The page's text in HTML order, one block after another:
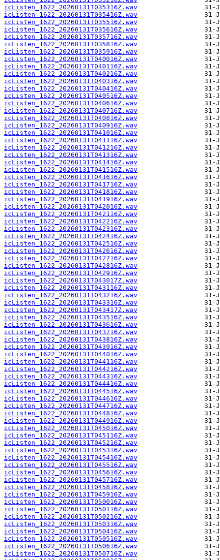
icListen_1622_20260131T035316Z.wav
icListen_1622_20260131T035416Z.wav
icListen_1622_20260131T035516Z.wav
icListen_1622_20260131T035616Z.wav
icListen_1622_20260131T035716Z.wav
icListen_1622_20260131T035816Z.wav
icListen_1622_20260131T035916Z.wav
icListen_1622_20260131T040016Z.wav
icListen_1622_20260131T040116Z.wav
icListen_1622_20260131T040216Z.wav
icListen_1622_20260131T040316Z.wav
icListen_1622_20260131T040416Z.wav
icListen_1622_20260131T040516Z.wav
icListen_1622_20260131T040616Z.wav
icListen_1622_20260131T040716Z.wav
icListen_1622_20260131T040816Z.wav
icListen_1622_20260131T040916Z.wav
icListen_1622_20260131T041016Z.wav
icListen_1622_20260131T041116Z.wav
icListen_1622_20260131T041216Z.wav
icListen_1622_20260131T041316Z.wav
icListen_1622_20260131T041416Z.wav
icListen_1622_20260131T041516Z.wav
icListen_1622_20260131T041616Z.wav
icListen_1622_20260131T041716Z.wav
icListen_1622_20260131T041816Z.wav
icListen_1622_20260131T041916Z.wav
icListen_1622_20260131T042016Z.wav
icListen_1622_20260131T042116Z.wav
icListen_1622_20260131T042216Z.wav
icListen_1622_20260131T042316Z.wav
icListen_1622_20260131T042416Z.wav
icListen_1622_20260131T042516Z.wav
icListen_1622_20260131T042616Z.wav
icListen_1622_20260131T042716Z.wav
icListen_1622_20260131T042816Z.wav
icListen_1622_20260131T042916Z.wav
icListen_1622_20260131T043017Z.wav
icListen_1622_20260131T043116Z.wav
icListen_1622_20260131T043216Z.wav
icListen_1622_20260131T043316Z.wav
icListen_1622_20260131T043417Z.wav
icListen_1622_20260131T043516Z.wav
icListen_1622_20260131T043616Z.wav
icListen_1622_20260131T043716Z.wav
icListen_1622_20260131T043816Z.wav
icListen_1622_20260131T043916Z.wav
icListen_1622_20260131T044016Z.wav
icListen_1622_20260131T044116Z.wav
icListen_1622_20260131T044216Z.wav
icListen_1622_20260131T044316Z.wav
icListen_1622_20260131T044416Z.wav
icListen_1622_20260131T044516Z.wav
icListen_1622_20260131T044616Z.wav
icListen_1622_20260131T044716Z.wav
icListen_1622_20260131T044816Z.wav
icListen_1622_20260131T044916Z.wav
icListen_1622_20260131T045016Z.wav
icListen_1622_20260131T045116Z.wav
icListen_1622_20260131T045216Z.wav
icListen_1622_20260131T045316Z.wav
icListen_1622_20260131T045416Z.wav
icListen_1622_20260131T045516Z.wav
icListen_1622_20260131T045616Z.wav
icListen_1622_20260131T045716Z.wav
icListen_1622_20260131T045816Z.wav
icListen_1622_20260131T045916Z.wav
icListen_1622_20260131T050016Z.wav
icListen_1622_20260131T050116Z.wav
icListen_1622_20260131T050216Z.wav
icListen_1622_20260131T050316Z.wav
icListen_1622_20260131T050416Z.wav
icListen_1622_20260131T050516Z.wav
icListen_1622_20260131T050616Z.wav
icListen_1622_20260131T050716Z.wav